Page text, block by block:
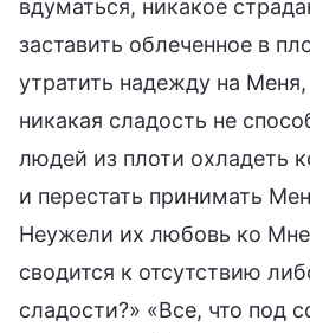
вдуматься, никакое
заставить облеченное в
утратить надежду на
никакая сладость не
людей из плоти охладеть
и перестать принимать
Неужели их любовь ко Мне
сводится к отсутствию
сладости?» «Все, что под